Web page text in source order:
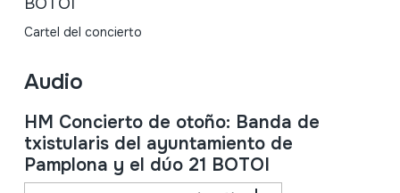
Cartel del concierto
Audio
HM Concierto de otoño: Banda de
txistularis del ayuntamiento de
Pamplona y el dúo 21 BOTOI